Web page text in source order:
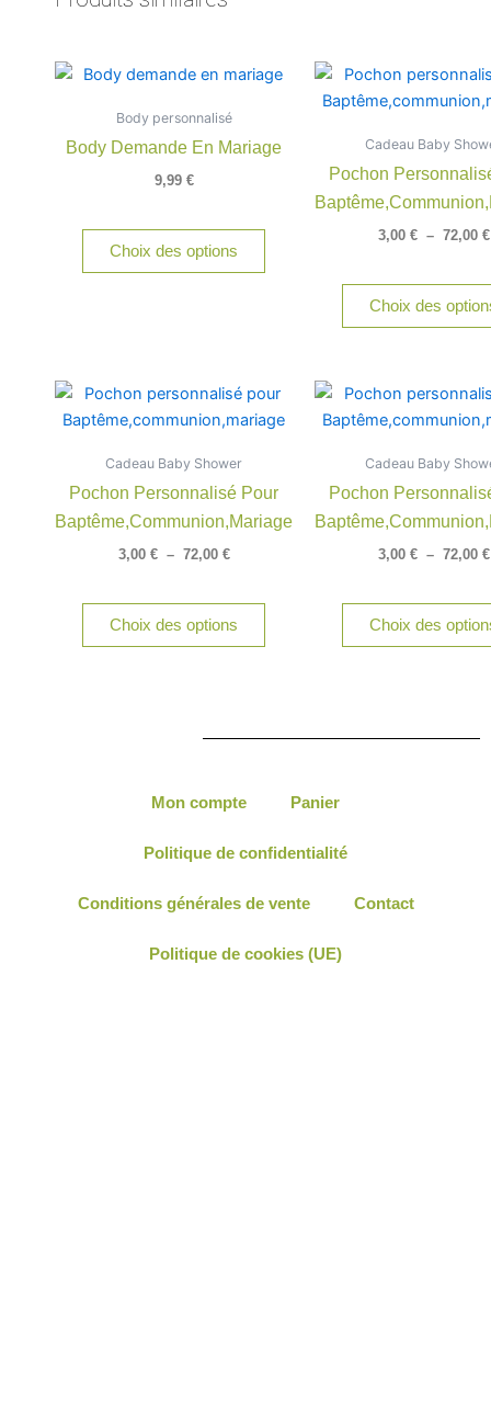
Body personnalisé
Body Demande En Mariage
9,99 €
Choix des options
Ce
plusieurs
variations.
options
page
du
Cadeau Baby
Pochon
3,00 € – 72,00 €
Choix des
Cadeau Baby Shower
Pochon Personnalisé Pour
Baptême,communion,mariage
3,00 € – 72,00 €
Plage
prix :
à
72,00 €
Choix des options
Ce
produit
variations.
Les
être
du
Cadeau Baby
Pochon
3,00 € – 72,00 €
Choix des
Mon compte Panier
Politique de confidentialité
Conditions générales de vente Contact
Politique de cookies (UE)